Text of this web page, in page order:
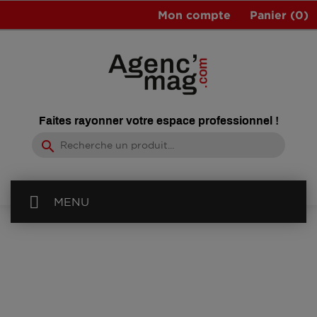
Panier (0)
Mon compte
Faites rayonner votre espace professionnel !
search
MENU